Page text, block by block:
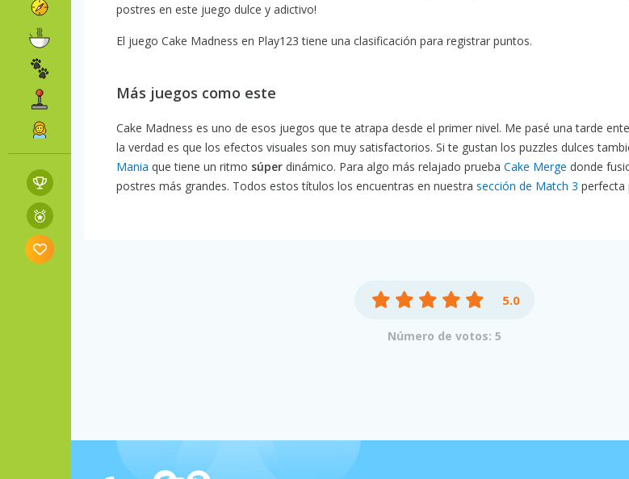
postres en este juego dulce y adictivo!
El juego Cake Madness en Play123 tiene una clasificación para registrar puntos.
Más juegos como este
Cake Madness es uno de esos juegos que te atrapa desde el primer nivel. Me pasé una tarde
la verdad es que los efectos visuales son muy satisfactorios. Si te gustan los puzzles dulces
Mania que tiene un ritmo súper dinámico. Para algo más relajado prueba Cake Merge donde
postres más grandes. Todos estos títulos los encuentras en nuestra sección de Match 3 perfecta
5.0
Número de votos: 5